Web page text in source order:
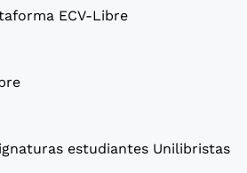
ECV-Libre
estudiantes Unilibristas